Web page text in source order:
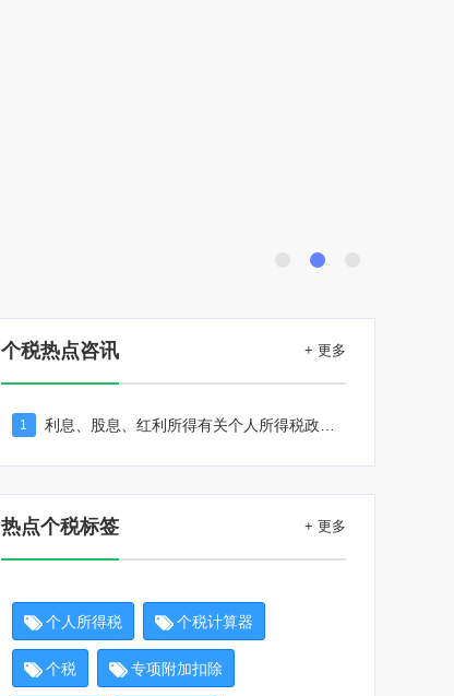
个税热点咨讯 + 更多
1
热点个税标签 + 更多
个人所得税 个税计算器
个税 专项附加扣除